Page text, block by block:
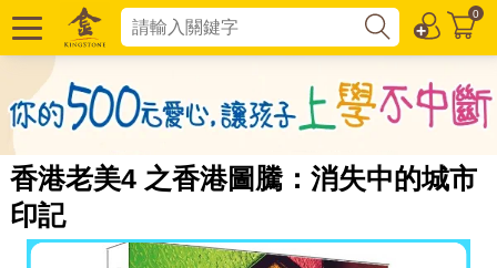
0
香港老美4 之香港圖騰：消失中的城市
印記